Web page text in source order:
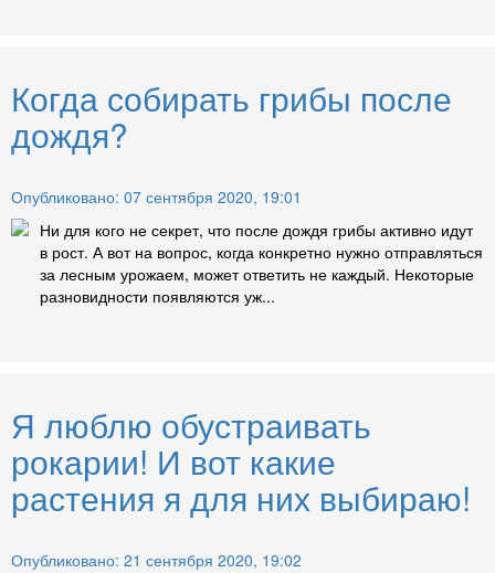
Когда собирать грибы после
дождя?
Опубликовано: 07 сентября 2020, 19:01
Ни для кого не секрет, что после дождя грибы активно идут
в рост. А вот на вопрос, когда конкретно нужно отправляться
за лесным урожаем, может ответить не каждый. Некоторые
разновидности появляются уж...
Я люблю обустраивать
рокарии! И вот какие
растения я для них выбираю!
Опубликовано: 21 сентября 2020, 19:02